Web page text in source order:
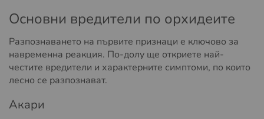
Основни вредители по орхидеите
Разпознаването на първите признаци е ключово за
навременна реакция. По-долу ще откриете най-
честите вредители и характерните симптоми, по които
лесно се разпознават.
Акари